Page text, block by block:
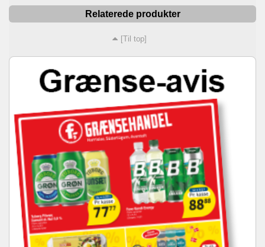
Relaterede produkter
[Til top]